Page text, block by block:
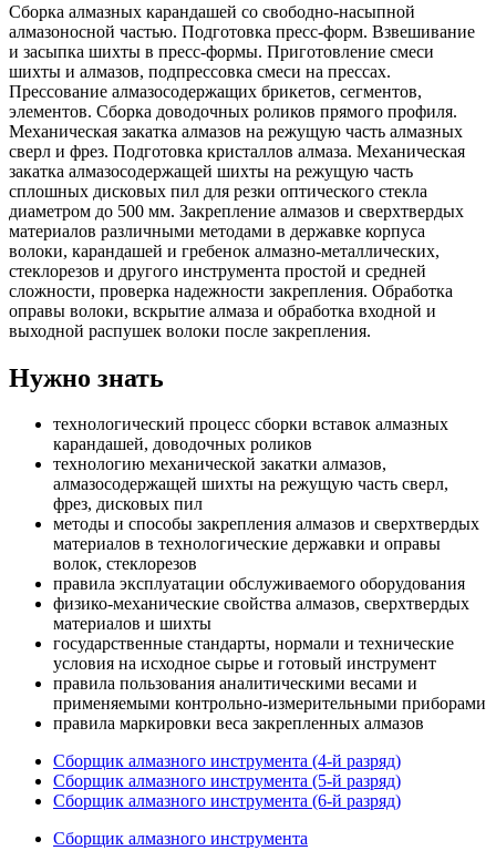
Сборка алмазных карандашей со свободно-насыпной
алмазоносной частью. Подготовка пресс-форм. Взвешивание
и засыпка шихты в пресс-формы. Приготовление смеси
шихты и алмазов, подпрессовка смеси на прессах.
Прессование алмазосодержащих брикетов, сегментов,
элементов. Сборка доводочных роликов прямого профиля.
Механическая закатка алмазов на режущую часть алмазных
сверл и фрез. Подготовка кристаллов алмаза. Механическая
закатка алмазосодержащей шихты на режущую часть
сплошных дисковых пил для резки оптического стекла
диаметром до 500 мм. Закрепление алмазов и сверхтвердых
материалов различными методами в державке корпуса
волоки, карандашей и гребенок алмазно-металлических,
стеклорезов и другого инструмента простой и средней
сложности, проверка надежности закрепления. Обработка
оправы волоки, вскрытие алмаза и обработка входной и
выходной распушек волоки после закрепления.
Нужно знать
технологический процесс сборки вставок алмазных
карандашей, доводочных роликов
технологию механической закатки алмазов,
алмазосодержащей шихты на режущую часть сверл,
фрез, дисковых пил
методы и способы закрепления алмазов и сверхтвердых
материалов в технологические державки и оправы
волок, стеклорезов
правила эксплуатации обслуживаемого оборудования
физико-механические свойства алмазов, сверхтвердых
материалов и шихты
государственные стандарты, нормали и технические
условия на исходное сырье и готовый инструмент
правила пользования аналитическими весами и
применяемыми контрольно-измерительными приборами
правила маркировки веса закрепленных алмазов
Сборщик алмазного инструмента (4-й разряд)
Сборщик алмазного инструмента (5-й разряд)
Сборщик алмазного инструмента (6-й разряд)
Сборщик алмазного инструмента